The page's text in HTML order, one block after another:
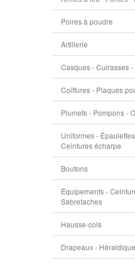
Poires à poudre
Artillerie
Casques - Cuirasses
Coiffures - Plaques
Plumets - Pompons -
Uniformes -
Ceintures écharpe
Boutons
Équipements -
Sabretaches
Hausse-cols
Drapeaux - Héraldique